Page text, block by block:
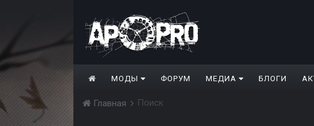
МОДЫ ФОРУМ МЕДИА БЛОГИ
Главная Поиск